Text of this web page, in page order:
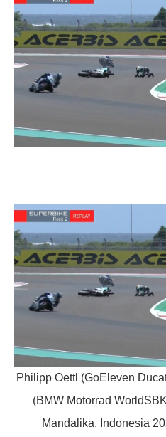
Philipp Oettl (GoEleven
(BMW Motorrad
Mandalika, Indonesia